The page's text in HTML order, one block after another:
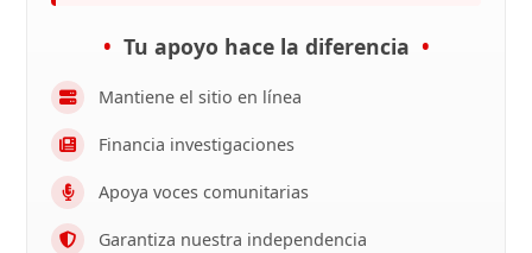
Tu apoyo hace la diferencia
Mantiene el sitio en línea
Financia investigaciones
Apoya voces comunitarias
Garantiza nuestra independencia